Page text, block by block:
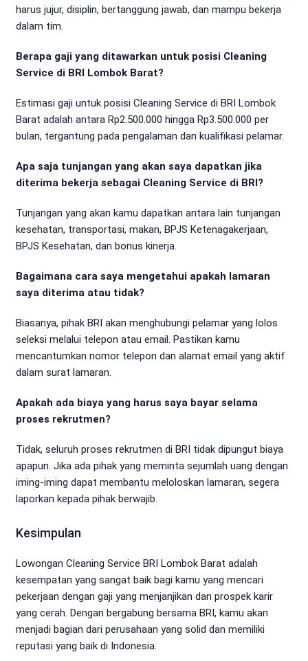
harus jujur, disiplin, bertanggung jawab, dan mampu bekerja
dalam tim.
Berapa gaji yang ditawarkan untuk posisi Cleaning
Service di BRI Lombok Barat?
Estimasi gaji untuk posisi Cleaning Service di BRI Lombok
Barat adalah antara Rp2.500.000 hingga Rp3.500.000 per
bulan, tergantung pada pengalaman dan kualifikasi pelamar.
Apa saja tunjangan yang akan saya dapatkan jika
diterima bekerja sebagai Cleaning Service di BRI?
Tunjangan yang akan kamu dapatkan antara lain tunjangan
kesehatan, transportasi, makan, BPJS Ketenagakerjaan,
BPJS Kesehatan, dan bonus kinerja.
Bagaimana cara saya mengetahui apakah lamaran
saya diterima atau tidak?
Biasanya, pihak BRI akan menghubungi pelamar yang lolos
seleksi melalui telepon atau email. Pastikan kamu
mencantumkan nomor telepon dan alamat email yang aktif
dalam surat lamaran.
Apakah ada biaya yang harus saya bayar selama
proses rekrutmen?
Tidak, seluruh proses rekrutmen di BRI tidak dipungut biaya
apapun. Jika ada pihak yang meminta sejumlah uang dengan
iming-iming dapat membantu meloloskan lamaran, segera
laporkan kepada pihak berwajib.
Kesimpulan
Lowongan Cleaning Service BRI Lombok Barat adalah
kesempatan yang sangat baik bagi kamu yang mencari
pekerjaan dengan gaji yang menjanjikan dan prospek karir
yang cerah. Dengan bergabung bersama BRI, kamu akan
menjadi bagian dari perusahaan yang solid dan memiliki
reputasi yang baik di Indonesia.